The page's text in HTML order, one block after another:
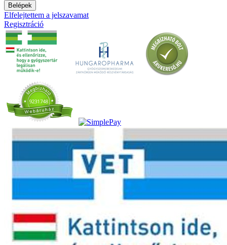
Belépek
Elfelejtettem a jelszavamat
Regisztráció